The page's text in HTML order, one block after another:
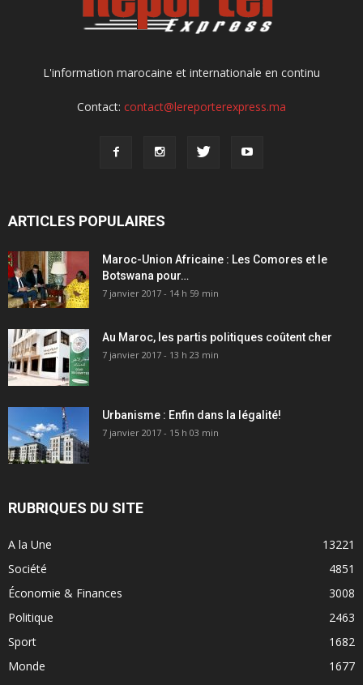
L'information marocaine et internationale en continu
Contact: contact@lereporterexpress.ma
ARTICLES POPULAIRES
Maroc-Union Africaine : Les Comores et le
Botswana pour…
7 janvier 2017 - 14 h 59 min
Au Maroc, les partis politiques coûtent cher
7 janvier 2017 - 13 h 23 min
Urbanisme : Enfin dans la légalité!
7 janvier 2017 - 15 h 03 min
RUBRIQUES DU SITE
A la Une
13221
Société
4851
Économie & Finances
3008
Politique
2463
Sport
1682
Monde
1677